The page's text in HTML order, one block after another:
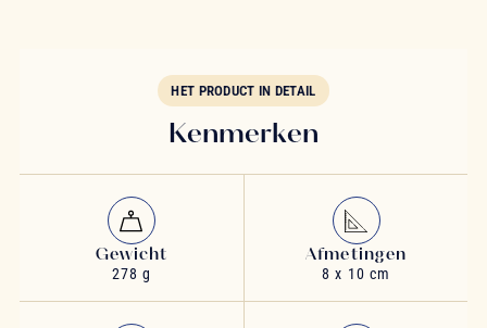
HET PRODUCT IN DETAIL
Kenmerken
Gewicht
278 g
Afmetingen
8 x 10 cm